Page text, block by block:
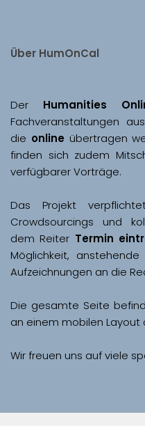
Über HumOnCal
Der Humanities
Fachveranstaltungen
die online übertragen
finden sich zudem
Das Projekt
Crowdsourcings und
dem Reiter Termin
Möglichkeit,
Aufzeichnungen an die
Die gesamte Seite
Wir freuen uns auf viele